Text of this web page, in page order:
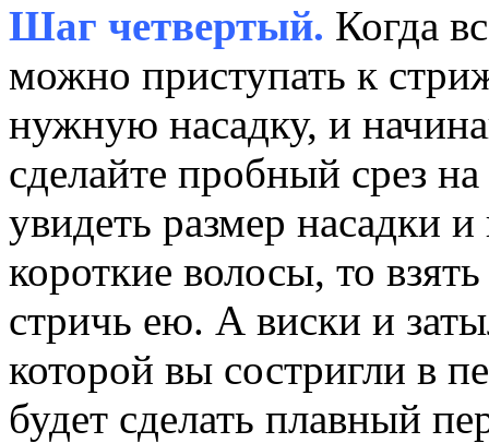
Шаг четвертый. Когда
можно приступать к
нужную насадку, и
сделайте пробный срез
увидеть размер насадки и
короткие волосы, то
стричь ею. А виски и
которой вы состригли в
будет сделать плавный